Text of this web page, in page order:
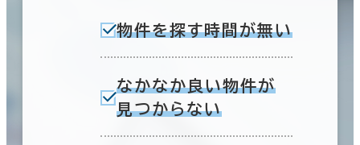
物件を探す時間が無い
なかなか良い物件が
見つからない